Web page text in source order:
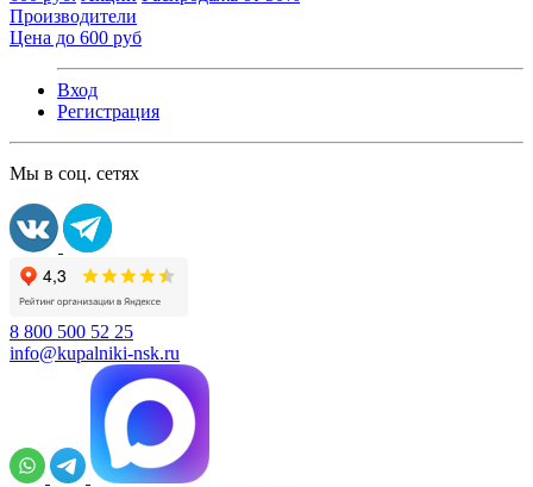
Производители
Цена до 600 руб
Вход
Регистрация
Мы в соц. сетях
8 800 500 52 25
info@kupalniki-nsk.ru